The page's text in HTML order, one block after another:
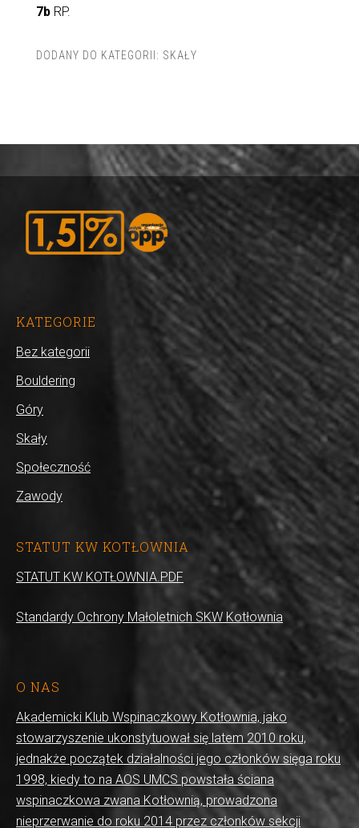
7b RP.
DODANY DO KATEGORII: SKAŁY
KATEGORIE
Bez kategorii
Bouldering
Góry
Skały
Społeczność
Zawody
STATUT KW KOTŁOWNIA
STATUT KW KOTŁOWNIA.PDF
Standardy Ochrony Małoletnich SKW Kotłownia
O NAS
Akademicki Klub Wspinaczkowy Kotłownia, jako
stowarzyszenie ukonstytuował się latem 2010 roku,
jednakże początek działalności jego członków sięga roku
1998, kiedy to na AOS UMCS powstała ściana
wspinaczkowa zwana Kotłownią, prowadzona
nieprzerwanie do roku 2014 przez członków sekcji